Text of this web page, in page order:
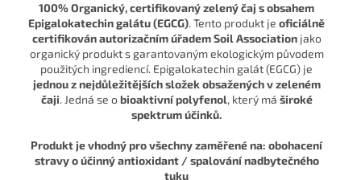
100% Organický, certifikovaný zelený čaj s obsahem
Epigalokatechin galátu (EGCG). Tento produkt je oficiálně
certifikován autorizačním úřadem Soil Associationjako
organický produkt s garantovaným ekologickým původem
použitých ingrediencí. Epigalokatechin galát (EGCG) je
jednou z nejdůležitějších složek obsažených v zeleném
čaji. Jedná se obioaktivní polyfenol, který má široké
spektrum účinků.
Produkt je vhodný pro všechny zaměřené na: obohacení
stravy o účinný antioxidant / spalování nadbytečného
tuku